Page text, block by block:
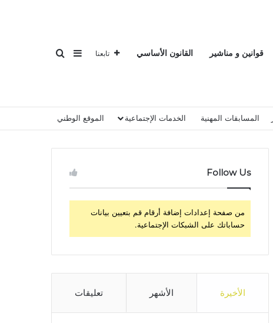
قوانين و مناشير القانون الأساسي تابعنا إضافة عمود جانبي
المسابقات المهنية الخدمات الإجتماعية الموقع الوطني
Follow Us
من صفحة إعدادات إضافة أرقام قم بتعيين بيانات
حساباتك على الشبكات الإجتماعية.
الأخيرة الأشهر تعليقات